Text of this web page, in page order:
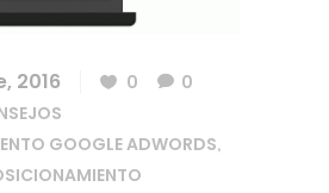
2016 0
0
GOOGLE ADWORDS,